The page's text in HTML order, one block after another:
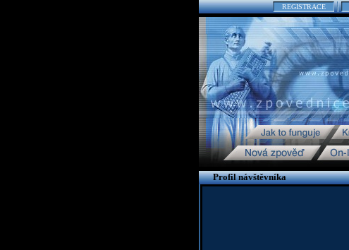
REGISTRACE
Profil návštěvníka